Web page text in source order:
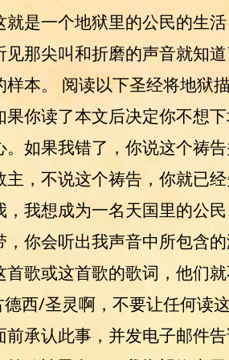
是一个地狱里的公民的生
那尖叫和折磨的声音就知
本。 阅读以下圣经将地狱
你读了本文后决定你不想
如果我错了，你说这个祷
，不说这个祷告，你就已
我想成为一名天国里的公
你会听出我声音中所包含
歌或这首歌的歌词，他们
西/圣灵啊，不要让任何读
承认此事，并发电子邮件